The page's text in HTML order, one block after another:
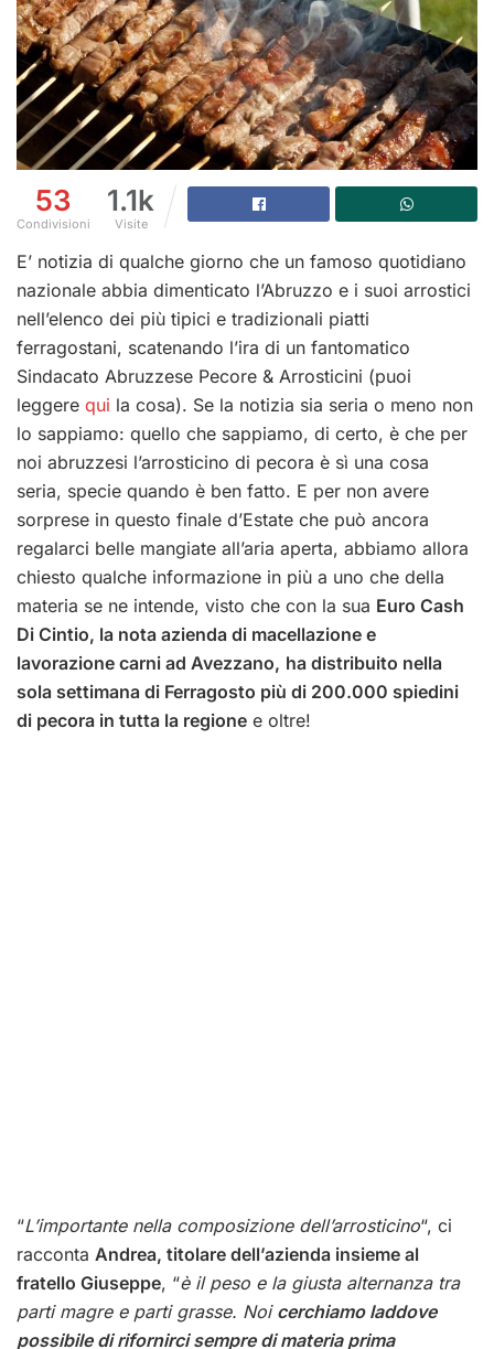
53
Condivisioni
1.1k
Visite
E’ notizia di qualche giorno che un famoso quotidiano
nazionale abbia dimenticato l’Abruzzo e i suoi arrostici
nell’elenco dei più tipici e tradizionali piatti
ferragostani, scatenando l’ira di un fantomatico
Sindacato Abruzzese Pecore & Arrosticini (puoi
leggere qui la cosa). Se la notizia sia seria o meno non
lo sappiamo: quello che sappiamo, di certo, è che per
noi abruzzesi l’arrosticino di pecora è sì una cosa
seria, specie quando è ben fatto. E per non avere
sorprese in questo finale d’Estate che può ancora
regalarci belle mangiate all’aria aperta, abbiamo allora
chiesto qualche informazione in più a uno che della
materia se ne intende, visto che con la sua Euro Cash
Di Cintio, la nota azienda di macellazione e
lavorazione carni ad Avezzano, ha distribuito nella
sola settimana di Ferragosto più di 200.000 spiedini
di pecora in tutta la regione e oltre!
“L’importante nella composizione dell’arrosticino“, ci
racconta Andrea, titolare dell’azienda insieme al
fratello Giuseppe, “è il peso e la giusta alternanza tra
parti magre e parti grasse. Noi cerchiamo laddove
possibile di rifornirci sempre di materia prima